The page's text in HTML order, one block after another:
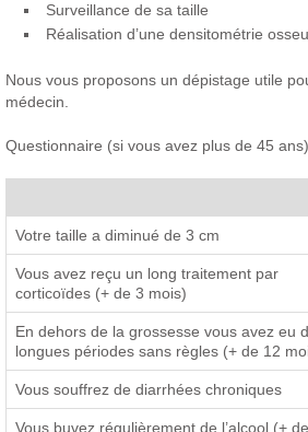
Surveillance de sa taille
Réalisation d’une densitométrie
Nous vous proposons un dépistage utile
médecin.
Questionnaire (si vous avez plus de 45 ans)
Votre taille a diminué de 3 cm
Vous avez reçu un long traitement par
corticoïdes (+ de 3 mois)
En dehors de la grossesse vous avez eu
longues périodes sans règles (+ de 12
Vous souffrez de diarrhées chroniques
Vous buvez régulièrement de l’alcool (+